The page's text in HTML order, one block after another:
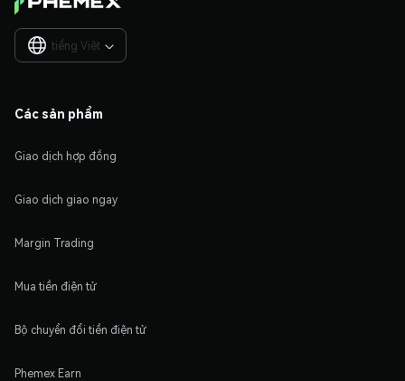
tiếng Việt 
Các sản phẩm
Giao dịch hợp đồng
Giao dịch giao ngay
Margin Trading
Mua tiền điện tử
Bộ chuyển đổi tiền điện tử
Phemex Earn